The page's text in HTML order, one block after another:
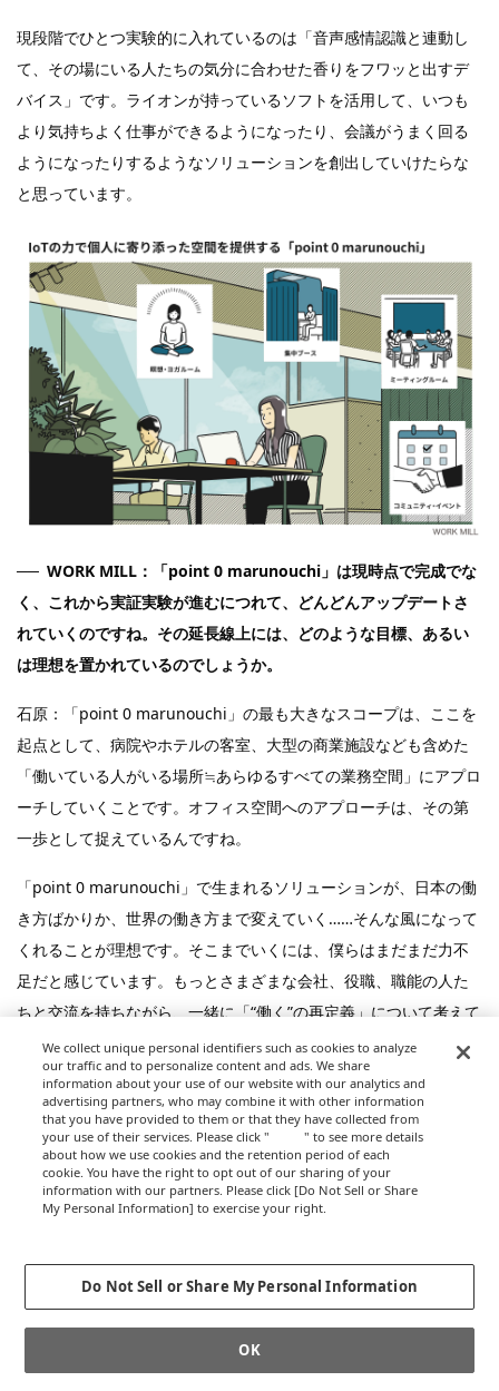
現段階でひとつ実験的に入れているのは「音声感情認識と連動し
て、その場にいる人たちの気分に合わせた香りをフワッと出すデ
バイス」です。ライオンが持っているソフトを活用して、いつも
より気持ちよく仕事ができるようになったり、会議がうまく回る
ようになったりするようなソリューションを創出していけたらな
と思っています。
WORK MILL：「point 0 marunouchi」は現時点で完成でな
く、これから実証実験が進むにつれて、どんどんアップデートさ
れていくのですね。その延長線上には、どのような目標、あるい
は理想を置かれているのでしょうか。
石原：「point 0 marunouchi」の最も大きなスコープは、ここを
起点として、病院やホテルの客室、大型の商業施設なども含めた
「働いている人がいる場所≒あらゆるすべての業務空間」にアプロ
ーチしていくことです。オフィス空間へのアプローチは、その第
一歩として捉えているんですね。
「point 0 marunouchi」で生まれるソリューションが、日本の働
き方ばかりか、世界の働き方まで変えていく……そんな風になって
くれることが理想です。そこまでいくには、僕らはまだまだ力不
足だと感じています。もっとさまざまな会社、役職、職能の人た
ちと交流を持ちながら、一緒に「“働く”の再定義」について考えて
いきたいです。プロジェクトメンバーは、常時募集しています。
CRESNECTは現在、コアで関わっているメンバーが30～40名で、
各メンバーのバックアップをしている各社の協力者を合わせた
ら、総勢200名近くの大所帯になっています。その全員が本気でコ
ミットをして、この「point 0 marunouchi」が誕生しました。ぜ
ひ、皆さんに一度足を運んでいただけたら嬉しいです。
We collect unique personal identifiers such as cookies to analyze
our traffic and to personalize content and ads. We share
information about your use of our website with our analytics and
advertising partners, who may combine it with other information
that you have provided to them or that they have collected from
your use of their services. Please click "
here" to see more details
about how we use cookies and the retention period of each
cookie. You have the right to opt out of our sharing of your
information with our partners. Please click [Do Not Sell or Share
My Personal Information] to exercise your right.
Do Not Sell or Share My Personal Information
OK